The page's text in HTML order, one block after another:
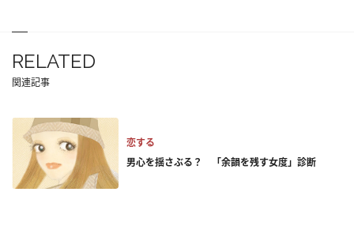
RELATED
関連記事
恋する
男心を揺さぶる？ 「余韻を残す女度」診断